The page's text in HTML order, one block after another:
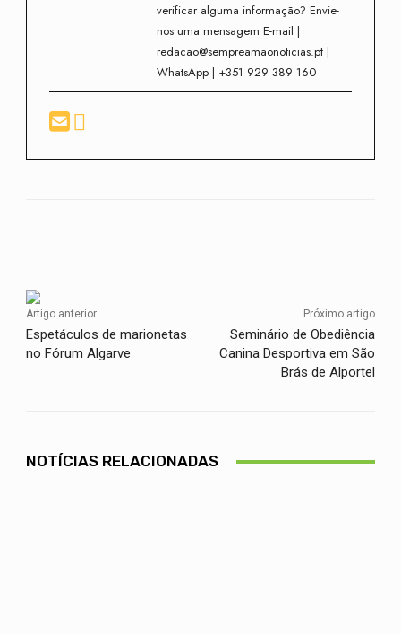
verificar alguma informação? Envie-
nos uma mensagem E-mail |
redacao@sempreamaonoticias.pt |
WhatsApp | +351 929 389 160
Artigo anterior
Espetáculos de marionetas
no Fórum Algarve
Próximo artigo
Seminário de Obediência
Canina Desportiva em São
Brás de Alportel
NOTÍCIAS RELACIONADAS